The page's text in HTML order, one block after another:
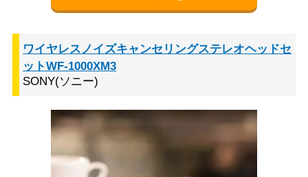
ワイヤレスノイズキャンセリングステレオヘッドセ
ットWF-1000XM3
SONY(ソニー)